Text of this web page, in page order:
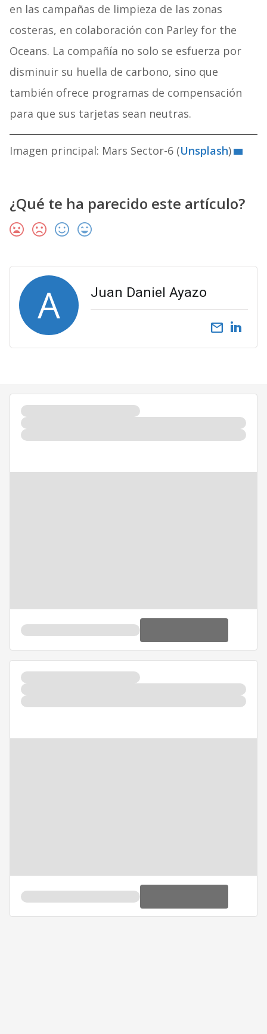
en las campañas de limpieza de las zonas
costeras, en colaboración con Parley for the
Oceans. La compañía no solo se esfuerza por
disminuir su huella de carbono, sino que
también ofrece programas de compensación
para que sus tarjetas sean neutras.
Imagen principal: Mars Sector-6 (Unsplash)
¿Qué te ha parecido este artículo?
A Juan Daniel Ayazo
email